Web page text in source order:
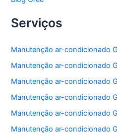
Serviços
Manutenção ar-condicionado
Manutenção ar-condicionado
Manutenção ar-condicionado
Manutenção ar-condicionado
Manutenção ar-condicionado
Manutenção ar-condicionado